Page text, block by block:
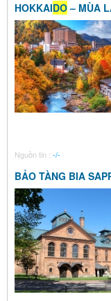
HOKKAIDO– MÙA
Nguồn tin : -/-
BẢO TÀNG BIA